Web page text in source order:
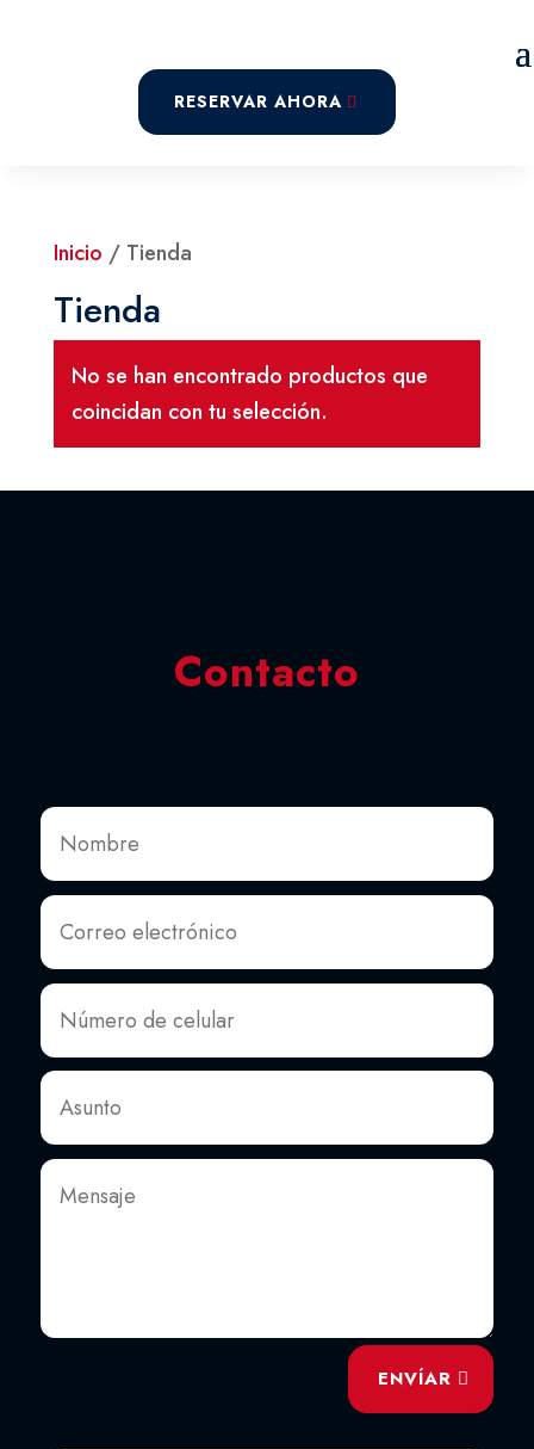
RESERVAR AHORA
Inicio / Tienda
Tienda
No se han encontrado productos que
coincidan con tu selección.
Contacto
ENVÍAR